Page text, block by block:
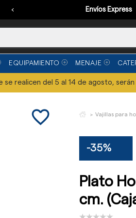
Envíos Express
‹
EQUIPAMIENTO MENAJE
se realicen del 5 al 14 de agosto,
favorite_border Vajillas para
-35%
Plato
cm.